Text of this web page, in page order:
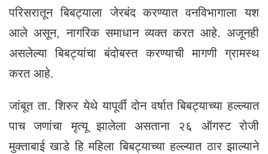
परिसरातून बिबट्याला जेरबंद करण्यात वनविभागाला यश
आले असून, नागरिक समाधान व्यक्त करत आहे. अजूनही
असलेल्या बिबट्यांचा बंदोबस्त करण्याची मागणी ग्रामस्थ
करत आहे.
जांबूत ता. शिरुर येथे यापूर्वी दोन वर्षात बिबट्याच्या हल्ल्यात
पाच जणांचा मृत्यू झालेला असताना २६ ऑगस्ट रोजी
मुक्ताबाई खाडे हि महिला बिबट्याच्या हल्ल्यात ठार झाल्याने